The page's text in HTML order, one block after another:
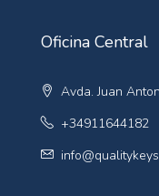
Oficina Central
Avda. Juan
+34911644182